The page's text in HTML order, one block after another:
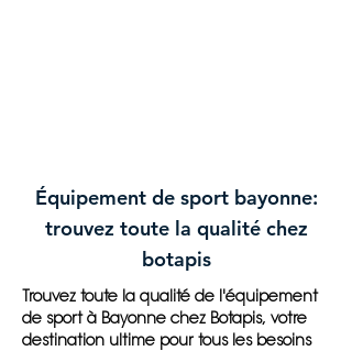
Équipement de sport bayonne:
trouvez toute la qualité chez
botapis
Trouvez toute la qualité de l'équipement
de sport à Bayonne chez Botapis, votre
destination ultime pour tous les besoins